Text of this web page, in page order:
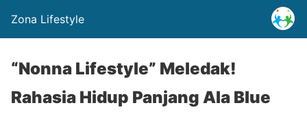
Zona Lifestyle
“Nonna Lifestyle” Meledak!
Rahasia Hidup Panjang Ala Blue